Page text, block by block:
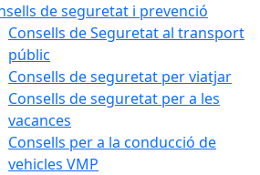
de seguretat i prevenció
Consells de Seguretat al transport
públic
Consells de seguretat per viatjar
Consells de seguretat per a les
vacances
Consells per a la conducció de
vehicles VMP